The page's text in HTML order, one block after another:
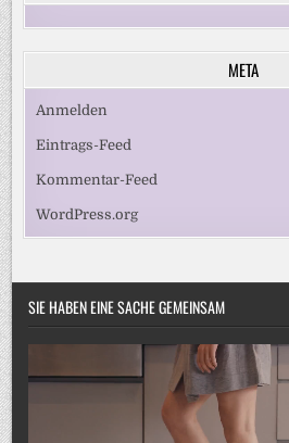
META
Anmelden
Eintrags-Feed
Kommentar-Feed
WordPress.org
SIE HABEN EINE SACHE GEMEINSAM